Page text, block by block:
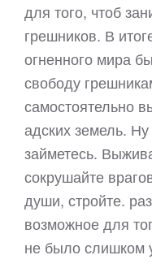
для того, чтоб
грешников. В
огненного мира
свободу
самостоятельно
адских земель.
займетесь.
сокрушайте
души, стройте.
возможное для
не было слишком